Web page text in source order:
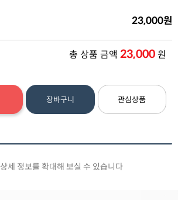
23,000원
총 상품 금액 23,000원
장바구니 관심상품
상세 정보를 확대해 보실 수 있습니다